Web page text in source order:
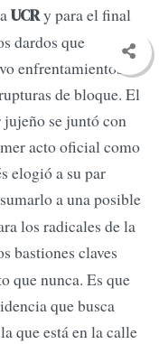
UCRy para el final
dardos que
enfrentamientos
de bloque. El
jujeño se juntó con
acto oficial como
elogió a su par
a una posible
los radicales de la
bastiones claves
que nunca. Es que
que busca
que está en la calle